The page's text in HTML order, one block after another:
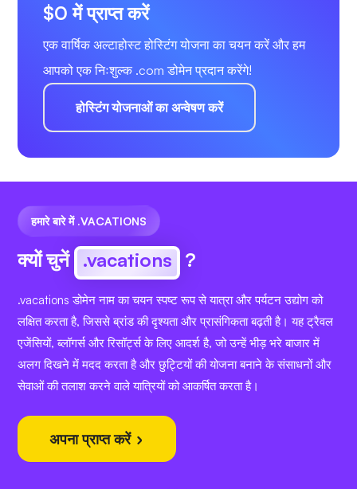
$0 में प्राप्त करें
एक वार्षिक अल्टाहोस्ट होस्टिंग योजना का चयन करें और हम
आपको एक निःशुल्क .com डोमेन प्रदान करेंगे!
होस्टिंग योजनाओं का अन्वेषण करें
हमारे बारे में .VACATIONS
क्यों चुनें .vacations ?
.vacations डोमेन नाम का चयन स्पष्ट रूप से यात्रा और पर्यटन उद्योग को
लक्षित करता है, जिससे ब्रांड की दृश्यता और प्रासंगिकता बढ़ती है। यह ट्रैवल
एजेंसियों, ब्लॉगर्स और रिसॉर्ट्स के लिए आदर्श है, जो उन्हें भीड़ भरे बाजार में
अलग दिखने में मदद करता है और छुट्टियों की योजना बनाने के संसाधनों और
सेवाओं की तलाश करने वाले यात्रियों को आकर्षित करता है।
अपना प्राप्त करें